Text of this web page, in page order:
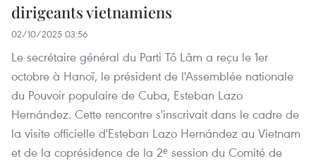
dirigeants vietnamiens
02/10/2025 03:56
Le secrétaire général du Parti Tô Lâm a reçu le 1er
octobre à Hanoï, le président de l'Assemblée nationale
du Pouvoir populaire de Cuba, Esteban Lazo
Hernández. Cette rencontre s'inscrivait dans le cadre de
la visite officielle d'Esteban Lazo Hernández au Vietnam
et de la coprésidence de la 2ᵉ session du Comité de